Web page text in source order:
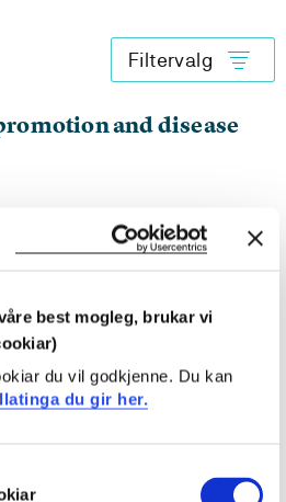
best mogleg, brukar vi
du vil godkjenne. Du kan
du gir her.
Filtervalg
and disease